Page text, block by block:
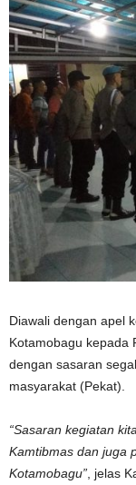
Diawali dengan apel
Kotamobagu kepada
dengan sasaran
masyarakat (Pekat).
“Sasaran kegiatan
Kamtibmas dan juga
Kotamobagu” , jelas